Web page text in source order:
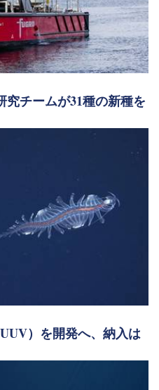
究チームが31種の新種を
）を開発へ、納入は